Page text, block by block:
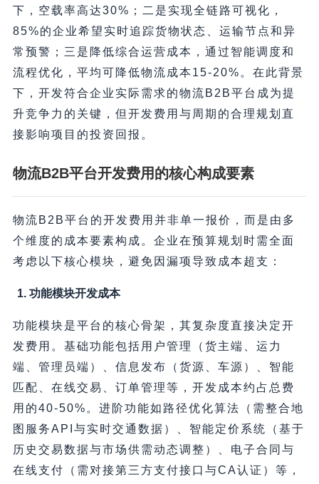
下，空载率高达30%；二是实现全链路可视化，
85%的企业希望实时追踪货物状态、运输节点和异
常预警；三是降低综合运营成本，通过智能调度和
流程优化，平均可降低物流成本15-20%。在此背景
下，开发符合企业实际需求的物流B2B平台成为提
升竞争力的关键，但开发费用与周期的合理规划直
接影响项目的投资回报。
物流B2B平台开发费用的核心构成要素
物流B2B平台的开发费用并非单一报价，而是由多
个维度的成本要素构成。企业在预算规划时需全面
考虑以下核心模块，避免因漏项导致成本超支：
1. 功能模块开发成本
功能模块是平台的核心骨架，其复杂度直接决定开
发费用。基础功能包括用户管理（货主端、运力
端、管理员端）、信息发布（货源、车源）、智能
匹配、在线交易、订单管理等，开发成本约占总费
用的40-50%。进阶功能如路径优化算法（需整合地
图服务API与实时交通数据）、智能定价系统（基于
历史交易数据与市场供需动态调整）、电子合同与
在线支付（需对接第三方支付接口与CA认证）等，